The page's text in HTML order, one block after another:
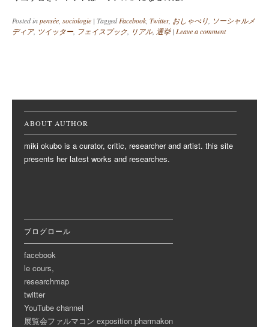
Posted inpensée sociologie | TaggedFacebook Twitter, おしゃべり
ソーシャルメ
ディア, ツイッター フェイスブック リアル, 選挙 | Leave a comment
Post navigation
ABOUT AUTHOR
miki okubo is a curator, critic, researcher and artist. this site
presents her latest works and researches.
ブログロール
facebook
le cours,
researchmap
twitter
YouTube channel
展覧会ファルマコン exposition pharmakon